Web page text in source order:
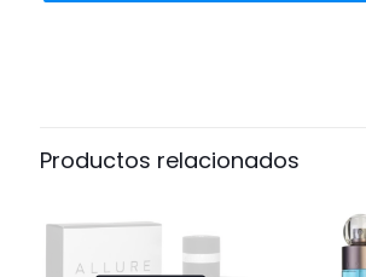
Productos relacionados